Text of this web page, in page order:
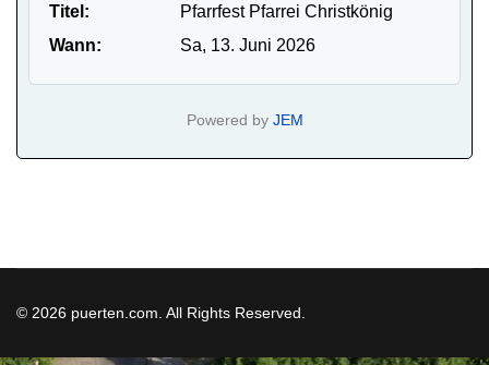
Titel:
Pfarrfest Pfarrei Christkönig
Wann:
Sa, 13. Juni 2026
Powered by JEM
© 2026 puerten.com. All Rights Reserved.